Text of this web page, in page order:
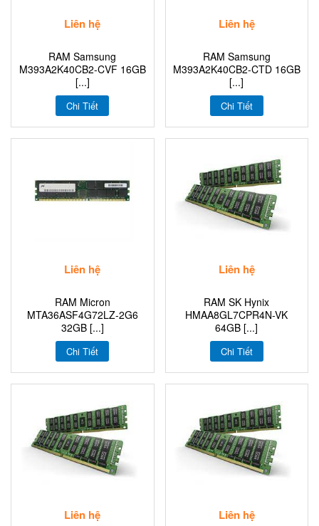
Liên hệ
RAM Samsung
M393A2K40CB2-CVF 16GB
[...]
Chi Tiết
Liên hệ
RAM Samsung
M393A2K40CB2-CTD 16GB
[...]
Chi Tiết
Liên hệ
RAM Micron
MTA36ASF4G72LZ-2G6
32GB [...]
Chi Tiết
Liên hệ
RAM SK Hynix
HMAA8GL7CPR4N-VK
64GB [...]
Chi Tiết
Liên hệ Liên hệ